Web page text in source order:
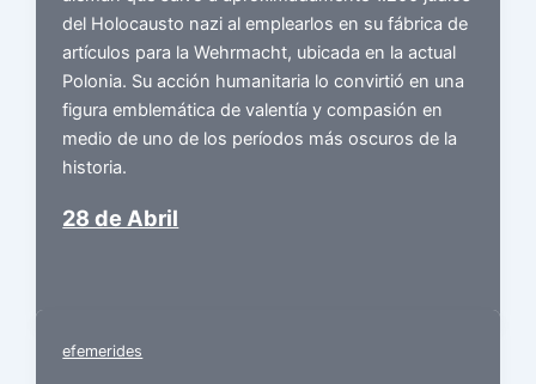
del Holocausto nazi al emplearlos en su fábrica de
artículos para la Wehrmacht, ubicada en la actual
Polonia. Su acción humanitaria lo convirtió en una
figura emblemática de valentía y compasión en
medio de uno de los períodos más oscuros de la
historia.
28 de Abril
efemerides